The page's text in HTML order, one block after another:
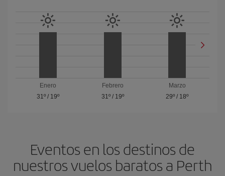
Enero
31º/ 19º
Febrero
31º/ 19º
Marzo
29º / 18º
Eventos en los destinos de
nuestros vuelos baratos a Perth